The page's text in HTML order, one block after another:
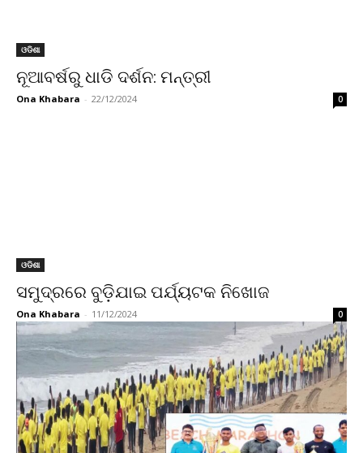
ଓଡିଶା
ନୂଆବର୍ଷରୁ ଧାଡି ଦର୍ଶନ: ମନ୍ତ୍ରୀ
Ona Khabara - 22/12/2024 0
ଓଡିଶା
ସମୁଦ୍ରରେ ବୁଡ଼ିଯାଇ ପର୍ଯ୍ୟଟକ ନିଖୋଜ
Ona Khabara - 11/12/2024 0